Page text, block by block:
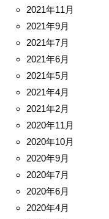
2021年11月
2021年9月
2021年7月
2021年6月
2021年5月
2021年4月
2021年2月
2020年11月
2020年10月
2020年9月
2020年7月
2020年6月
2020年4月